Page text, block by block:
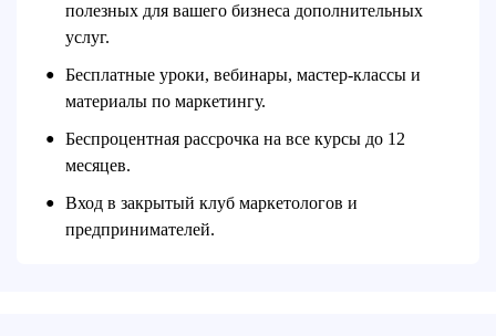
полезных для вашего бизнеса дополнительных
услуг.
●
Бесплатные уроки, вебинары, мастер-классы и
материалы по маркетингу.
●
Беспроцентная рассрочка на все курсы до 12
месяцев.
●
Вход в закрытый клуб маркетологов и
предпринимателей.